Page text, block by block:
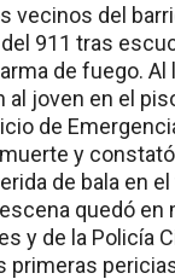
vecinos del
911 tras
de fuego. Al
joven en el
de
y
de bala en
quedó en
y de la Policía
primeras